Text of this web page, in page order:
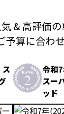
& 高評価
予算に合わせ
令和
スー
ッド